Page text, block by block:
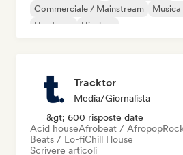
Commerciale / Mainstream
Hardcore
Hip-hop
Tracktor
Media/Giornalista
&gt; 600 risposte date
Acid houseAfrobeat / Afropop
Beats / Lo-fiChill House
Scrivere articoli